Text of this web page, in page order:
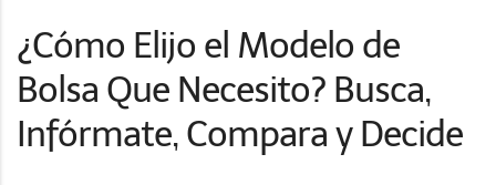
¿Cómo Elijo el Modelo de
Bolsa Que Necesito? Busca,
Infórmate, Compara y Decide